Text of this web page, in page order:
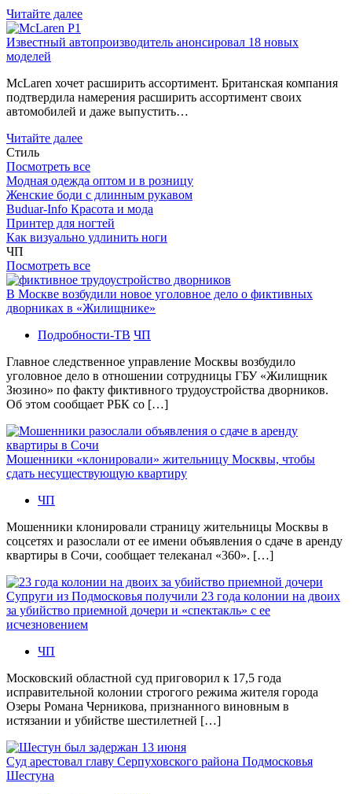
Читайте далее
Известный автопроизводитель анонсировал 18 новых
моделей
McLaren хочет расширить ассортимент. Британская компания
подтвердила намерения расширить ассортимент своих
автомобилей и даже выпустить…
Читайте далее
Стиль
Посмотреть все
Модная одежда оптом и в розницу
Женские боди с длинным рукавом
Buduar-Info Красота и мода
Принтер для ногтей
Как визуально удлинить ноги
ЧП
Посмотреть все
В Москве возбудили новое уголовное дело о фиктивных
дворниках в «Жилищнике»
Подробности-ТВ ЧП
Главное следственное управление Москвы возбудило
уголовное дело в отношении сотрудницы ГБУ «Жилищник
Зюзино» по факту фиктивного трудоустройства дворников.
Об этом сообщает РБК со […]
Мошенники «клонировали» жительницу Москвы, чтобы
сдать несуществующую квартиру
ЧП
Мошенники клонировали страницу жительницы Москвы в
соцсетях и разослали от ее имени объявления о сдаче в аренду
квартиры в Сочи, сообщает телеканал «360». […]
Супруги из Подмосковья получили 23 года колонии на двоих
за убийство приемной дочери и «спектакль» с ее
исчезновением
ЧП
Московский областной суд приговорил к 17,5 года
исправительной колонии строгого режима жителя города
Озеры Романа Черникова, признанного виновным в
истязании и убийстве шестилетней […]
Суд арестовал главу Серпуховского района Подмосковья
Шестуна